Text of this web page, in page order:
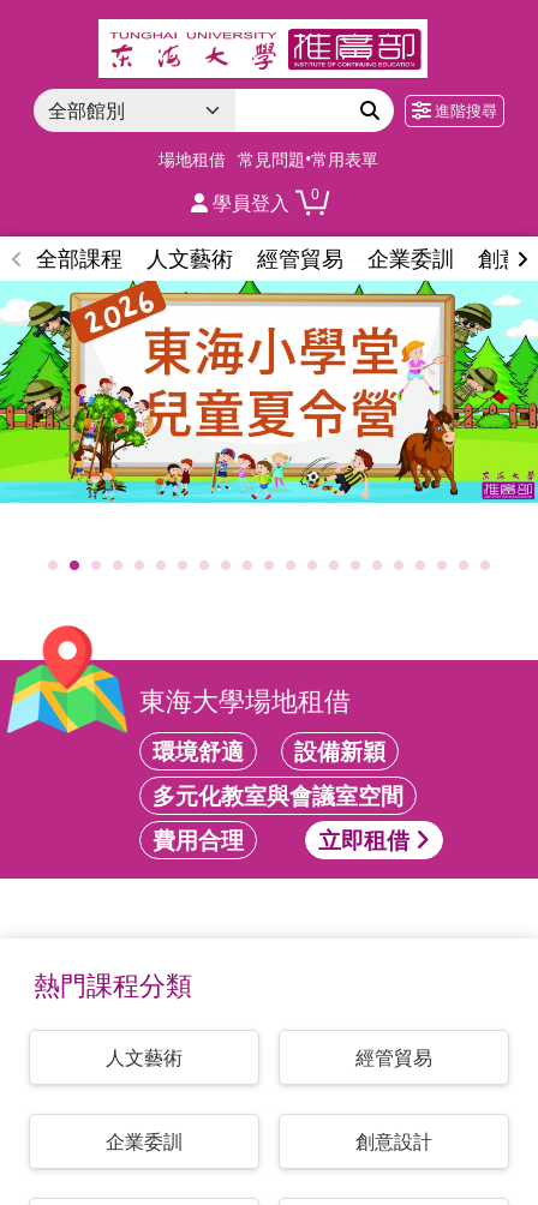
進階搜尋
場地租借 常見問題•常用表單
學員登入 0
全部課程 人文藝術 經管貿易 企業委訓 創意
東海大學場地租借
環境舒適
設備新穎
多元化教室與會議室空間
費用合理
立即租借
熱門課程分類
人文藝術 經管貿易
企業委訓 創意設計